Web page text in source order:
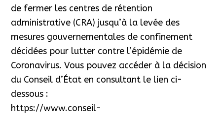
de fermer les centres de rétention
administrative (CRA) jusqu’à la levée des
mesures gouvernementales de confinement
décidées pour lutter contre l’épidémie de
Coronavirus. Vous pouvez accéder à la décision
du Conseil d’État en consultant le lien ci-
dessous :
https://www.conseil-